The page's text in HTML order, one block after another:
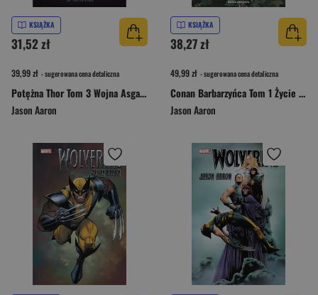
KSIĄŻKA
31,52 zł
39,99 zł - sugerowana cena detaliczna
Potężna Thor Tom 3 Wojna Asgardu z Shi’ar Marvel Now 2.0
Jason Aaron
KSIĄŻKA
38,27 zł
49,99 zł - sugerowana cena detaliczna
Conan Barbarzyńca Tom 1 Życie i śmierć Conana
Jason Aaron